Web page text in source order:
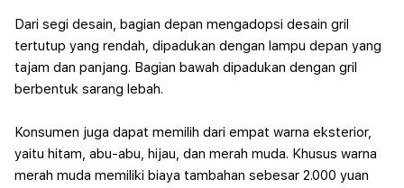
Dari segi desain, bagian depan mengadopsi desain gril
tertutup yang rendah, dipadukan dengan lampu depan yang
tajam dan panjang. Bagian bawah dipadukan dengan gril
berbentuk sarang lebah.
Konsumen juga dapat memilih dari empat warna eksterior,
yaitu hitam, abu-abu, hijau, dan merah muda. Khusus warna
merah muda memiliki biaya tambahan sebesar 2.000 yuan